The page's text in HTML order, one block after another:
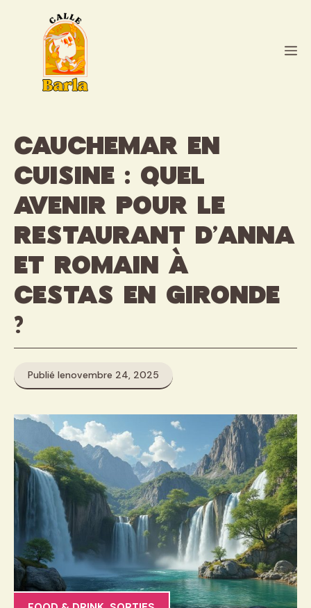
Cauchemar en
cuisine : quel
avenir pour le
restaurant d’Anna
et Romain à
Cestas en Gironde
?
Publié lenovembre 24, 2025